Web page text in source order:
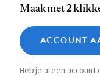
ons
op
Facebook
ons
op
LinkedIn
ons
op
Footer
navigation
Contact Colofon
Analytische cookies
Marketing cookies
Maak met2
ACCOUNT
Heb je al een